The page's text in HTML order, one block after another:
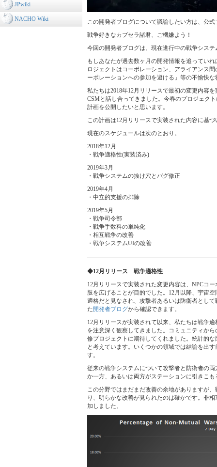
JPwiki
NACHO Wiki
この開発者ブログについて議論したい方は、公式
戦争好きなカプセラ諸君、ご機嫌よう！
今回の開発者ブログは、現在進行中の戦争シス
もしあなたが過去数ヶ月の開発情報を追ってい
ロジェクトはコーポレーション、アライアンス
ーポレーションへの参加を避ける」等の不愉快
私たちは2018年12月リリースで最初の変更内容
CSMと話し合ってきました。今春のプロジェク
計画を公開したいと思います。
この計画は12月リリースで実装された内容に基
現在のスケジュールは次のとおり。
2018年12月
・戦争適格性(実装済み)
2019年3月
・戦争システムの抜け穴とバグ修正
2019年4月
・中立的支援の排除
2019年5月
・戦争司令部
・戦争手数料の単純化
・相互戦争の改善
・戦争システムUIの改善
◆12月リリース – 戦争適格性
12月リリースで実装された変更内容は、NPCコ
肢を広げることが目的でした。12月以降、宇宙
適格だと見なされ、攻撃者あるいは防衛者とし
た開発者ブログから確認できます。
12月リリースが実装されて以来、私たちは戦争
を注意深く観察してきました。コミュニティか
修プロジェクトに期待してくれました。統計的
と考えています。いくつかの領域では結論を出
す。
従来の戦争システムについて攻撃者と防衛者の
か一方、あるいは両方がステーションに引きこ
この分野ではまだまだ改善の余地がありますが
り、明らかな改善が見られたのは確かです。非
加しました。